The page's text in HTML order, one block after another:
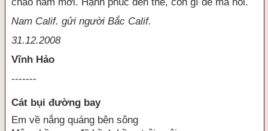
Nam Calif. gửi người Bắc Calif.
31.12.2008
Vĩnh Hảo
-------
Cát bụi đường bay
Em về nắng quáng bên sông